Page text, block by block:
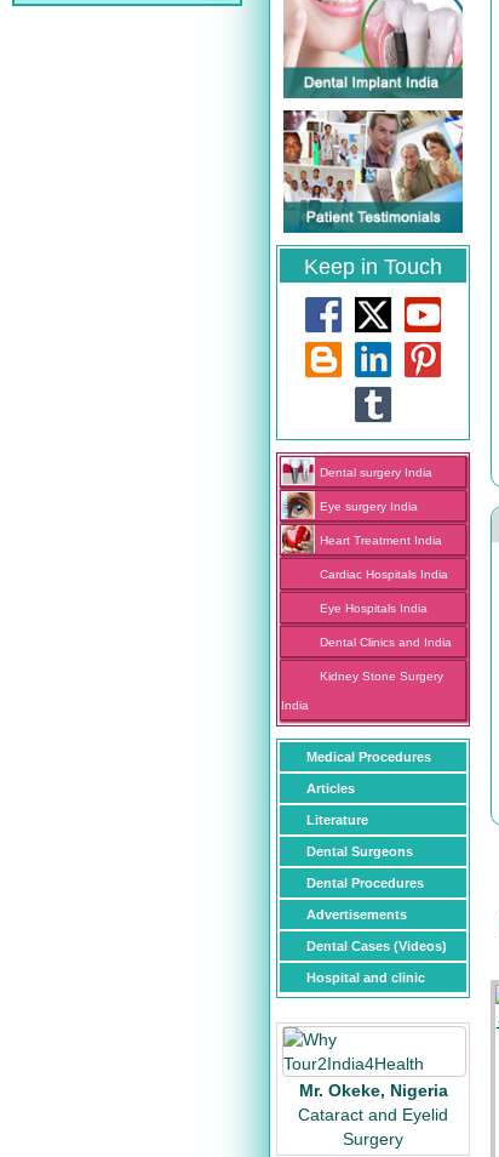
Keep in Touch
Dental surgery India
Eye surgery India
Heart Treatment India
Cardiac Hospitals India
Eye Hospitals India
Dental Clinics and India
Kidney Stone Surgery
India
Medical Procedures
Articles
Literature
Dental Surgeons
Dental Procedures
Advertisements
Dental Cases (Videos)
Hospital and clinic
Mr. Okeke, Nigeria
Cataract and Eyelid
Surgery